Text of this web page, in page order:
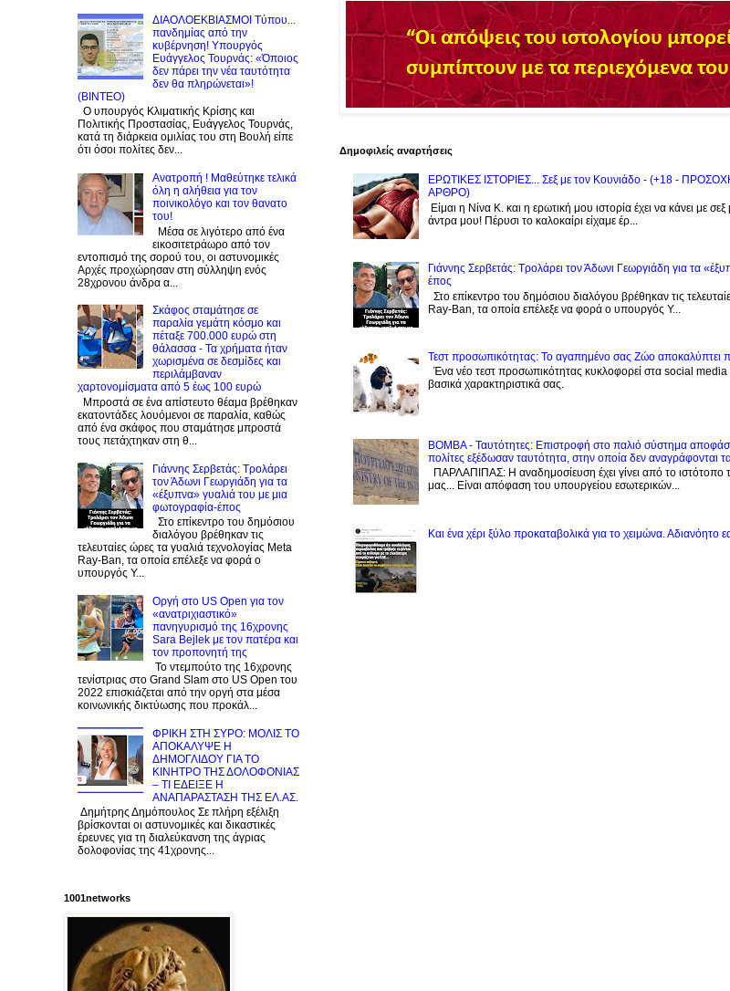
Δημοφιλείς αναρτήσεις
ΕΡΩΤΙΚΕΣ ΙΣΤΟΡΙΕΣ... Σεξ με τον Kουνιάδο - (+18 -
ΑΡΘΡΟ)
Είμαι η Νίνα Κ. και η ερωτική μου ιστορία έχει να κάνει με
άντρα μου! Πέρυσι το καλοκαίρι είχαμε έρ...
Γιάννης Σερβετάς: Τρολάρει τον Άδωνι Γεωργιάδη για τα
έπος
Στο επίκεντρο του δημόσιου διαλόγου βρέθηκαν τις
Ray-Ban, τα οποία επέλεξε να φορά ο υπουργός Υ...
Τεστ προσωπικότητας: Το αγαπημένο σας Zώο αποκαλύπτει
Ένα νέο τεστ προσωπικότητας κυκλοφορεί στα social media
βασικά χαρακτηριστικά σας.
BOMBA - Ταυτότητες: Eπιστροφή στο παλιό σύστημα
πολίτες εξέδωσαν ταυτότητα, στην οποία δεν αναγράφονται
ΠΑΡΛΑΠΙΠΑΣ: Η αναδημοσίευση έχει γίνει από το ιστότοπο
μας... Είναι απόφαση του υπουργείου εσωτερικών...
Και ένα χέρι ξύλο προκαταβολικά για το χειμώνα. Αδιανόητο
ΔΙΑΟΛΟΕΚΒΙΑΣΜΟΙ Tύπου...
πανδημίας από την
κυβέρνηση! Υπουργός
Ευάγγελος Τουρνάς: «Όποιος
δεν πάρει την νέα ταυτότητα
δεν θα πληρώνεται»!
(BINTEO)
Ο υπουργός Κλιματικής Κρίσης και
Πολιτικής Προστασίας, Ευάγγελος Τουρνάς,
κατά τη διάρκεια ομιλίας του στη Βουλή είπε
ότι όσοι πολίτες δεν...
Ανατροπή ! Mαθεύτηκε τελικά
όλη η αλήθεια για τον
ποινικολόγο και τον θανατο
του!
Μέσα σε λιγότερο από ένα
εικοσιτετράωρο από τον
εντοπισμό της σορού του, οι αστυνομικές
Αρχές προχώρησαν στη σύλληψη ενός
28χρονου άνδρα α...
Σκάφος σταμάτησε σε
παραλία γεμάτη κόσμο και
πέταξε 700.000 ευρώ στη
θάλασσα - Τα χρήματα ήταν
χωρισμένα σε δεσμίδες και
περιλάμβαναν
χαρτονομίσματα από 5 έως 100 ευρώ
Μπροστά σε ένα απίστευτο θέαμα βρέθηκαν
εκατοντάδες λουόμενοι σε παραλία, καθώς
από ένα σκάφος που σταμάτησε μπροστά
τους πετάχτηκαν στη θ...
Γιάννης Σερβετάς: Τρολάρει
τον Άδωνι Γεωργιάδη για τα
«έξυπνα» γυαλιά του με μια
φωτογραφία-έπος
Στο επίκεντρο του δημόσιου
διαλόγου βρέθηκαν τις
τελευταίες ώρες τα γυαλιά τεχνολογίας Meta
Ray-Ban, τα οποία επέλεξε να φορά ο
υπουργός Υ...
Οργή στο US Open για τον
«ανατριχιαστικό»
πανηγυρισμό της 16χρονης
Sara Bejlek με τον πατέρα και
τον προπονητή της
Το ντεμπούτο της 16χρονης
τενίστριας στο Grand Slam στο US Open του
2022 επισκιάζεται από την οργή στα μέσα
κοινωνικής δικτύωσης που προκάλ...
ΦΡΙΚΗ ΣΤΗ ΣΥΡΟ: ΜΟΛΙΣ TO
ΑΠΟΚΑΛΥΨΕ Η
ΔΗΜΟΓΛΙΔΟΥ ΓΙΑ ΤΟ
KINΗΤΡΟ ΤΗΣ ΔΟΛΟΦΟΝΙΑΣ
– ΤΙ ΕΔΕΙΞΕ Η
ΑΝΑΠΑΡΑΣΤΑΣΗ ΤΗΣ ΕΛ.ΑΣ.
Δημήτρης Δημόπουλος Σε πλήρη εξέλιξη
βρίσκονται οι αστυνομικές και δικαστικές
έρευνες για τη διαλεύκανση της άγριας
δολοφονίας της 41χρονης...
1001networks